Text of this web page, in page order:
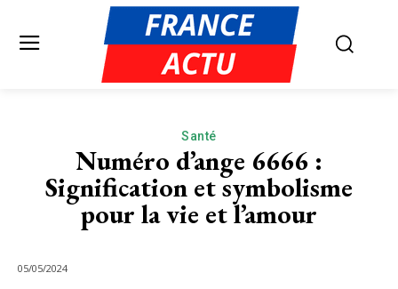
Santé
Numéro d’ange 6666 :
Signification et symbolisme
pour la vie et l’amour
05/05/2024